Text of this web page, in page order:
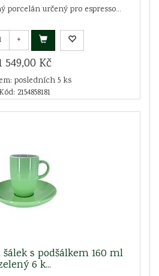
porcelán určený pro espresso...
+
549,00 Kč
posledních 5 ks
Kód: 2154858181
s podšálkem 160 ml
6 k...